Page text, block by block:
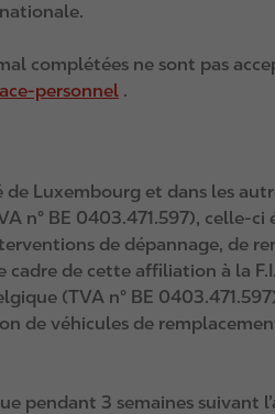
complétées ne sont pas
personnel .
Luxembourg et dans les
n° BE 0403.471.597), celle-
de dépannage, de
de cette affiliation à la
(TVA n° BE
de véhicules de
pendant 3 semaines suivant